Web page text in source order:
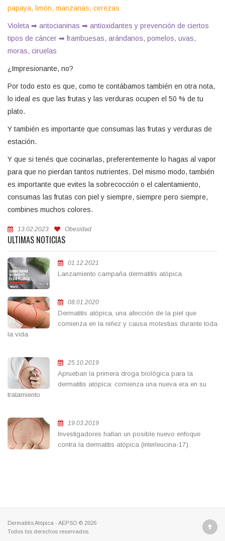
papaya, limón, manzanas, cerezas
Violeta ➡ antocianinas ➡ antioxidantes y prevención de ciertos
tipos de cáncer ➡ frambuesas, arándanos, pomelos, uvas,
moras, ciruelas
¿Impresionante, no?
Por todo esto es que, como te contábamos también en otra nota,
lo ideal es que las frutas y las verduras ocupen el 50 % de tu
plato.
Y también es importante que consumas las frutas y verduras de
estación.
Y que si tenés que cocinarlas, preferentemente lo hagas al vapor
para que no pierdan tantos nutrientes. Del mismo modo, también
es importante que evites la sobrecocción o el calentamiento,
consumas las frutas con piel y siempre, siempre pero siempre,
combines muchos colores.
13.02.2023 Obesidad
ULTIMAS NOTICIAS
01.12.2021
Lanzamiento campaña dermatitis atópica
08.01.2020
Dermatitis atópica, una afección de la piel que
comienza en la niñez y causa molestias durante toda
la vida
25.10.2019
Aprueban la primera droga biológica para la
dermatitis atópica: comienza una nueva era en su
tratamiento
19.03.2019
Investigadores hallan un posible nuevo enfoque
contra la dermatitis atópica (interleucina-17).
Dermatitis Atópica - AEPSO © 2026
Todos los derechos reservados.